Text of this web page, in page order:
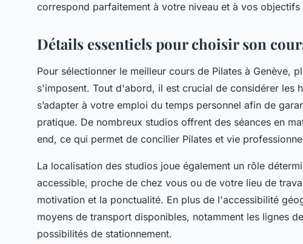
correspond parfaitement à votre niveau et à vos objectifs
Détails essentiels pour choisir son
Pour sélectionner le meilleur cours de Pilates à Genève,
s'imposent. Tout d'abord, il est crucial de considérer les
s’adapter à votre emploi du temps personnel afin de
pratique. De nombreux studios offrent des séances en
end, ce qui permet de concilier Pilates et vie
La localisation des studios joue également un rôle
accessible, proche de chez vous ou de votre lieu de
motivation et la ponctualité. En plus de l'accessibilité
moyens de transport disponibles, notamment les lignes
possibilités de stationnement.